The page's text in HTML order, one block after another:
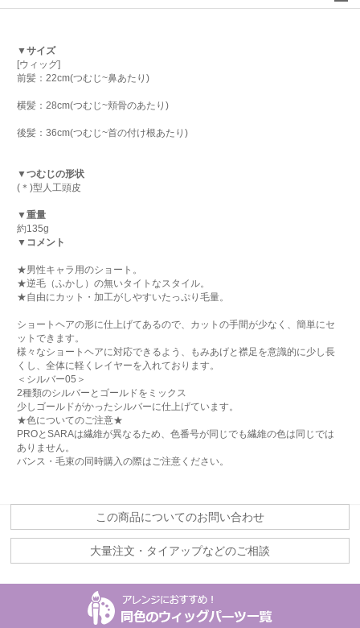
▼サイズ
[ウィッグ]
前髪：22cm(つむじ~鼻あたり)
横髪：28cm(つむじ~頬骨のあたり)
後髪：36cm(つむじ~首の付け根あたり)
▼つむじの形状
(＊)型人工頭皮
▼重量
約135g
▼コメント
★男性キャラ用のショート。
★逆毛（ふかし）の無いタイトなスタイル。
★自由にカット・加工がしやすいたっぷり毛量。
ショートヘアの形に仕上げてあるので、カットの手間が少なく、簡単にセ
ットできます。
様々なショートヘアに対応できるよう、もみあげと襟足を意識的に少し長
くし、全体に軽くレイヤーを入れております。
＜シルバー05＞
2種類のシルバーとゴールドをミックス
少しゴールドがかったシルバーに仕上げています。
★色についてのご注意★
PROとSARAは繊維が異なるため、色番号が同じでも繊維の色は同じでは
ありません。
バンス・毛束の同時購入の際はご注意ください。
この商品についてのお問い合わせ
大量注文・タイアップなどのご相談